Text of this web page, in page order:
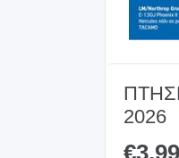
2026
€3.99